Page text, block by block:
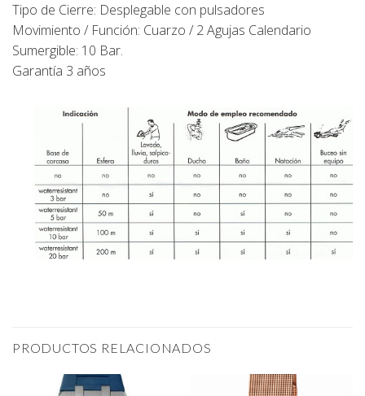
Tipo de Cierre: Desplegable con pulsadores
Movimiento / Función: Cuarzo / 2 Agujas Calendario
Sumergible: 10 Bar.
Garantía 3 años
PRODUCTOS RELACIONADOS